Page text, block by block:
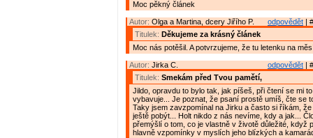
Moc pěkný článek
odpovědět |
Autor: Olga a Martina, dcery Jiřího P.
Titulek: Děkujeme za krásný článek
Moc nás potěšil. A potvrzujeme, že tu letenku na
odpovědět |
Autor: Jirka C.
Titulek: Smekám před Tvou pamětí,
Jildo, opravdu to bylo tak, jak píšeš, při čtení se mi
vybavuje... Je poznat, že psaní prostě umíš, čte se
Taky jsem zavzpomínal na Jirku a často si říkám, že
ještě pobýt... Holt nikdo z nás nevíme, kdy a jak...
přemýšlí o tom, co je vlastně v životě důležité, když
hlavně vzpomínky v myslích jeho blízkých a